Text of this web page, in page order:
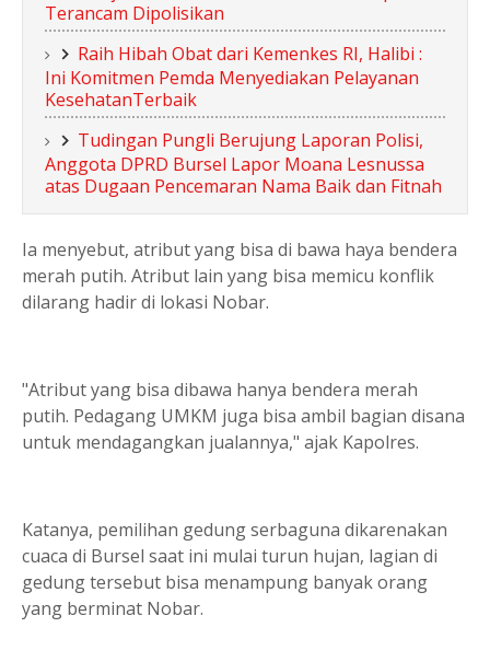
Terancam Dipolisikan
Raih Hibah Obat dari Kemenkes RI, Halibi :
Ini Komitmen Pemda Menyediakan Pelayanan
KesehatanTerbaik
Tudingan Pungli Berujung Laporan Polisi,
Anggota DPRD Bursel Lapor Moana Lesnussa
atas Dugaan Pencemaran Nama Baik dan Fitnah
Ia menyebut, atribut yang bisa di bawa haya bendera
merah putih. Atribut lain yang bisa memicu konflik
dilarang hadir di lokasi Nobar.
"Atribut yang bisa dibawa hanya bendera merah
putih. Pedagang UMKM juga bisa ambil bagian disana
untuk mendagangkan jualannya," ajak Kapolres.
Katanya, pemilihan gedung serbaguna dikarenakan
cuaca di Bursel saat ini mulai turun hujan, lagian di
gedung tersebut bisa menampung banyak orang
yang berminat Nobar.